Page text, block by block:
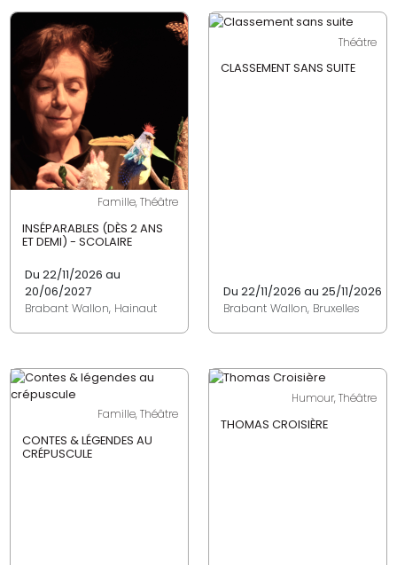
Famille, Théâtre
INSÉPARABLES (DÈS 2 ANS
ET DEMI) - SCOLAIRE
Du 22/11/2026 au
20/06/2027
Brabant Wallon, Hainaut
Théâtre
CLASSEMENT SANS SUITE
Du 22/11/2026 au 25/11/2026
Brabant Wallon, Bruxelles
Famille, Théâtre
CONTES & LÉGENDES AU
CRÉPUSCULE
Humour, Théâtre
THOMAS CROISIÈRE